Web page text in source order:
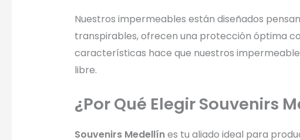
Nuestros impermeables están diseñados
transpirables, ofrecen una protección óptima
características hace que nuestros
libre.
¿Por Qué Elegir Souvenirs
Souvenirs Medellínes tu aliado ideal para